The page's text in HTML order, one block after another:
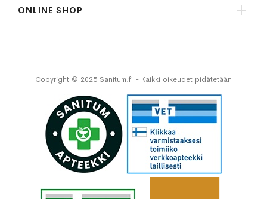
ONLINE SHOP
Copyright © 2025 Sanitum.fi - Kaikki oikeudet pidätetään